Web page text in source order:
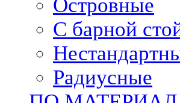
Островные
С барной
Радиусные